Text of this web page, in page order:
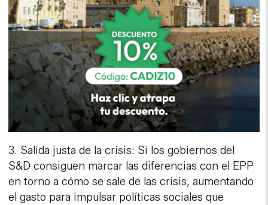
3. Salida justa de la crisis: Si los gobiernos del
S&D consiguen marcar las diferencias con el EPP
en torno a cómo se sale de las crisis, aumentando
el gasto para impulsar políticas sociales que